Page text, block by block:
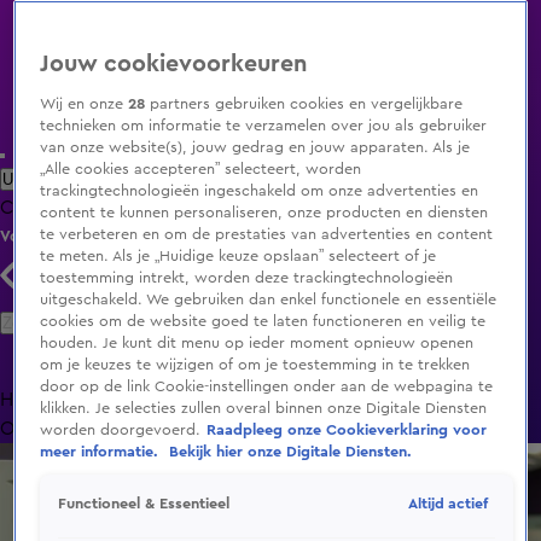
Uitzending Gemist Populaire programma's Zenders Genres
ClipsFilmsRadioSmart TV inlogShop
Volg KIJK
Zoeken
HomeUitzending Gemist Programma's De Bondgenoten
OranjezomerLivestreamsShop
Jouw cookievoorkeuren
Wij en onze28 partners gebruiken cookies en vergelijkbare
technieken om informatie te verzamelen over jou als gebruiker
van onze website(s), jouw gedrag en jouw apparaten. Als je
„Alle cookies accepteren” selecteert, worden
trackingtechnologieën ingeschakeld om onze advertenties en
content te kunnen personaliseren, onze producten en diensten
te verbeteren en om de prestaties van advertenties en content
te meten. Als je „Huidige keuze opslaan” selecteert of je
toestemming intrekt, worden deze trackingtechnologieën
uitgeschakeld. We gebruiken dan enkel functionele en essentiële
cookies om de website goed te laten functioneren en veilig te
houden. Je kunt dit menu op ieder moment opnieuw openen
om je keuzes te wijzigen of om je toestemming in te trekken
door op de link Cookie-instellingen onder aan de webpagina te
klikken. Je selecties zullen overal binnen onze Digitale Diensten
worden doorgevoerd.
Raadpleeg onze Cookieverklaring voor
meer informatie.
Bekijk hier onze Digitale Diensten.
Functioneel & Essentieel Altijd actief